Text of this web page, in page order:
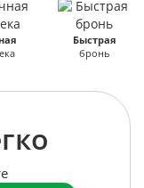
Быстрая
бронь